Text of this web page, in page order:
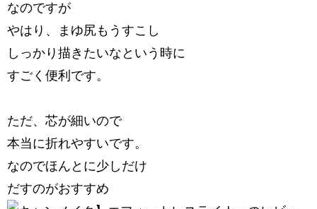
なのですが
やはり、まゆ尻もうすこし
しっかり描きたいなという時に
すごく便利です。
ただ、芯が細いので
本当に折れやすいです。
なのでほんとに少しだけ
だすのがおすすめ